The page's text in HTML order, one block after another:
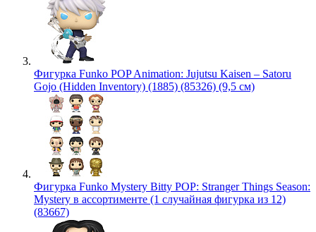
Фигурка Funko POP Animation: Jujutsu Kaisen – Satoru
Gojo (Hidden Inventory) (1885) (85326) (9,5 см)
Фигурка Funko Mystery Bitty POP: Stranger Things Season:
Mystery в ассортименте (1 случайная фигурка из 12)
(83667)